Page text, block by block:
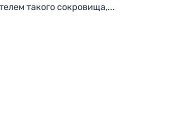
такого сокровища,...